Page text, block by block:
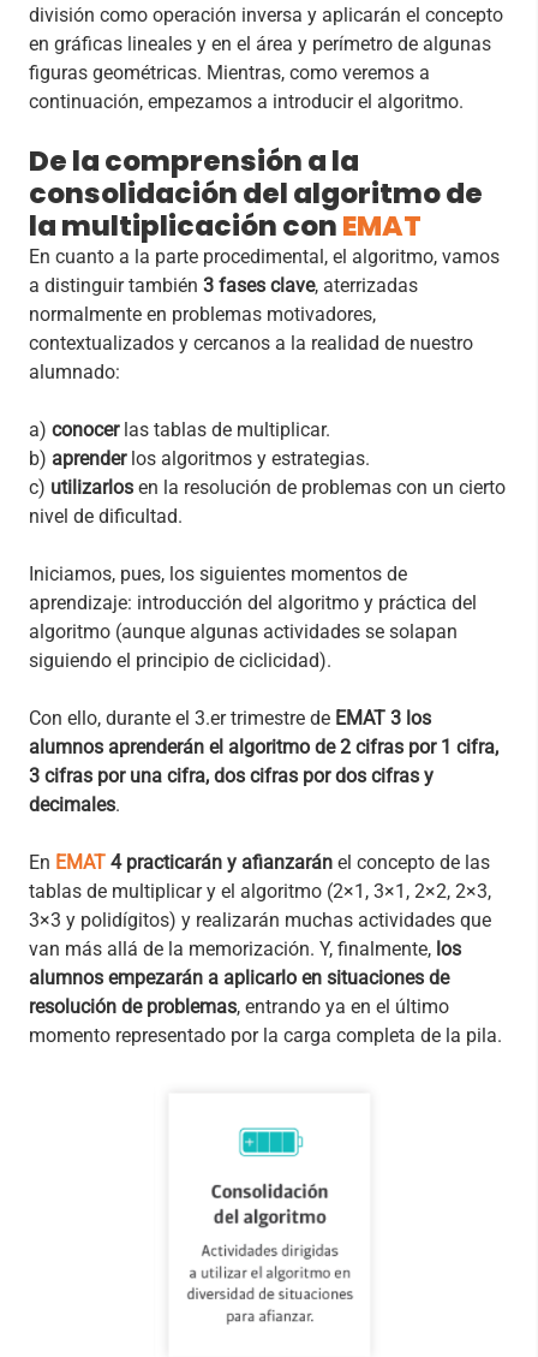
división como operación inversa y aplicarán el concepto
en gráficas lineales y en el área y perímetro de algunas
figuras geométricas. Mientras, como veremos a
continuación, empezamos a introducir el algoritmo.
De la comprensión a la
consolidación del algoritmo de
la multiplicación conEMAT
En cuanto a la parte procedimental, el algoritmo, vamos
a distinguir también 3 fases clave, aterrizadas
normalmente en problemas motivadores,
contextualizados y cercanos a la realidad de nuestro
alumnado:
a) conocer las tablas de multiplicar.
b) aprender los algoritmos y estrategias.
c) utilizarlos en la resolución de problemas con un cierto
nivel de dificultad.
Iniciamos, pues, los siguientes momentos de
aprendizaje: introducción del algoritmo y práctica del
algoritmo (aunque algunas actividades se solapan
siguiendo el principio de ciclicidad).
Con ello, durante el 3.er trimestre de EMAT 3 los
alumnos aprenderán el algoritmo de 2 cifras por 1 cifra,
3 cifras por una cifra, dos cifras por dos cifras y
decimales.
En EMAT 4 practicarán y afianzarán el concepto de las
tablas de multiplicar y el algoritmo (2×1, 3×1, 2×2, 2×3,
3×3 y polidígitos) y realizarán muchas actividades que
van más allá de la memorización. Y, finalmente, los
alumnos empezarán a aplicarlo en situaciones de
resolución de problemas, entrando ya en el último
momento representado por la carga completa de la pila.